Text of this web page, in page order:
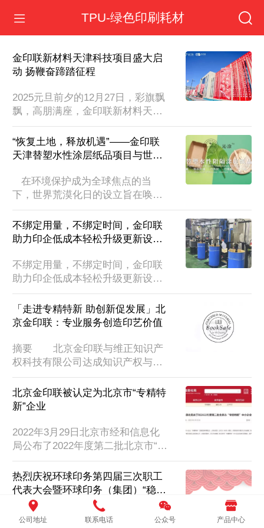
TPU-绿色印刷耗材
金印联新材料天津科技项目盛大启
动 扬鞭奋蹄踏征程
2025元旦前夕的12月27日，彩旗飘
飘，高朋满座，金印联新材料天津
科技项目（以下简称：天津项目）
开机仪式暨工厂开放日盛大启幕。
新项目的正式启动承载着金印联由
材料加工生产服务一体化”转型升级
的发展使命，展示了金印联坚定不
决心，为岁末年初大盘点中的印刷
包装行业注入一股清新 的活力。
资源整合 共创未来金印联成立于
1998年，是一家...
“恢复土地，释放机遇”——金印联
天津替塑水性涂层纸品项目与世界
   在环境保护成为全球焦点的当
下，世界荒漠化日的设立旨在唤醒
人们对土地退化问题的重视。而金
印联投资建设的天津新材料项目于
去年12月底投产，其生产的水性替
餐盒、冰激凌杯等产品，恰如绿色
革新的“钥匙”，在替代当前市场仍
用中，与世界荒漠化日的理念形成
深刻共鸣。.
不绑定用量，不绑定时间，金印联
助力印企低成本轻松升级更新设
不绑定用量，不绑定时间，金印联
助力印企低成本轻松升级更新设
备！无论是改造、升级集中供墨系
统，又或者是购入印前、印后设
备，我们都可以提供低成本解决方
联愿尽一份绵力与我们的伙伴们共
渡时艰共同发展。案例一：为现有
费又减少固废，还有效降低机台人
员的劳动强度，但客户只需每月支
付少量费用。
「走进专精特新 助创新促发展」北
京金印联：专业服务创造印艺价值
摘要       北京金印联与维正知识产
权科技有限公司达成知识产权与产
业政策的战略合作，于2022年初被
认定为北京市专精特新中小企业，
下一步将以梯度培育成长为“小巨
健康发展之路。重要解读      北京
金印联国际供应链管理有限公司
于1998年9月7日，是陕药集团控
股，主板上市西安环球印务股份有
限公司（股票代码002799）控股
子...
北京金印联被认定为北京市“专精特
新”企业
2022年3月29日北京市经和信息化
局公布了2022年度第二批北京市“专
精特新”企业认定名单北京金印联国
际供应链管理有限公司名列其中！
2022年度第二批北京市“专精特新”
中小企业名单（附件）什么是专精
特新企业？“专精特新”企业是指具
热烈庆祝环球印务第四届三次职工
代表大会暨环球印务（集团）“稳中
求进 高质量发展”2022年工作会议
成功召开！
热烈庆祝环球印务第四届三次职工
公司地址 联系电话 公众号 产品中心